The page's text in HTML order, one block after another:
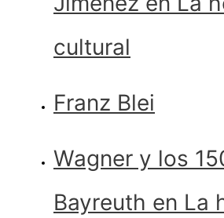
cultural
Franz Blei
Wagner y los
Bayreuth en La